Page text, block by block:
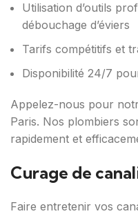
Utilisation d’outils
débouchage d’éviers
Tarifs compétitifs et
Disponibilité 24/7
Appelez-nous pour
Paris. Nos plombiers
rapidement et
Curage de
Faire entretenir vos